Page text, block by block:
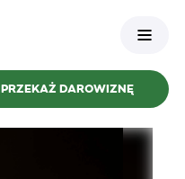
PRZEKAŻ DAROWIZNĘ